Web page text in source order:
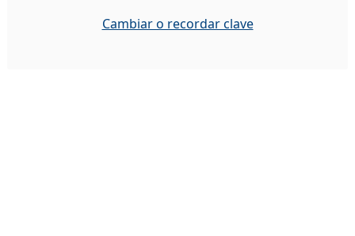
Cambiar o recordar clave